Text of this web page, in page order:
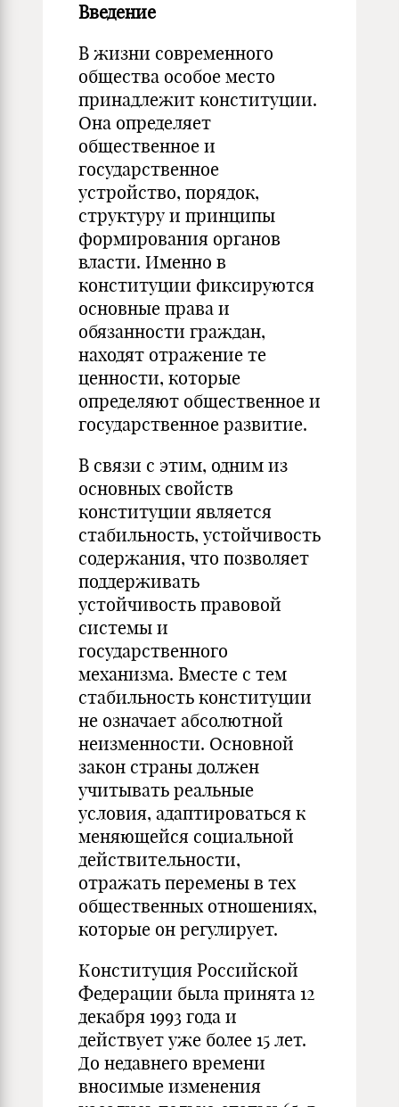
Введение
В жизни современного
общества особое место
принадлежит конституции.
Она определяет
общественное и
государственное
устройство, порядок,
структуру и принципы
формирования органов
власти. Именно в
конституции фиксируются
основные права и
обязанности граждан,
находят отражение те
ценности, которые
определяют общественное и
государственное развитие.
В связи с этим, одним из
основных свойств
конституции является
стабильность, устойчивость
содержания, что позволяет
поддерживать
устойчивость правовой
системы и
государственного
механизма. Вместе с тем
стабильность конституции
не означает абсолютной
неизменности. Основной
закон страны должен
учитывать реальные
условия, адаптироваться к
меняющейся социальной
действительности,
отражать перемены в тех
общественных отношениях,
которые он регулирует.
Конституция Российской
Федерации была принята 12
декабря 1993 года и
действует уже более 15 лет.
До недавнего времени
вносимые изменения